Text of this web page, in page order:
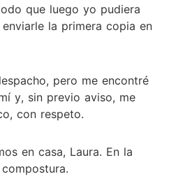
que luego yo pudiera
la primera copia en
pero me encontré
y, sin previo aviso, me
con respeto.
en casa, Laura. En la